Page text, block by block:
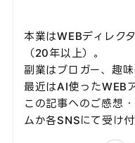
本業はWEBディレク
（20年以上）。
副業はブロガー、趣味
最近はAI使ったWEB
この記事へのご感想
ムか各SNSにて受け付